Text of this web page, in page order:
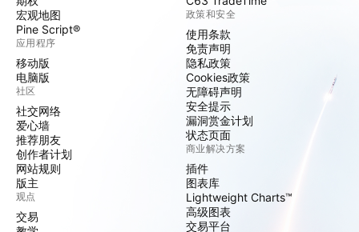
宏观地图
Pine Script®
应用程序
移动版
电脑版
社区
社交网络
爱心墙
推荐朋友
创作者计划
网站规则
版主
观点
交易
政策和安全
使用条款
免责声明
隐私政策
Cookies政策
无障碍声明
安全提示
漏洞赏金计划
状态页面
商业解决方案
插件
图表库
Lightweight Charts™
高级图表
交易平台